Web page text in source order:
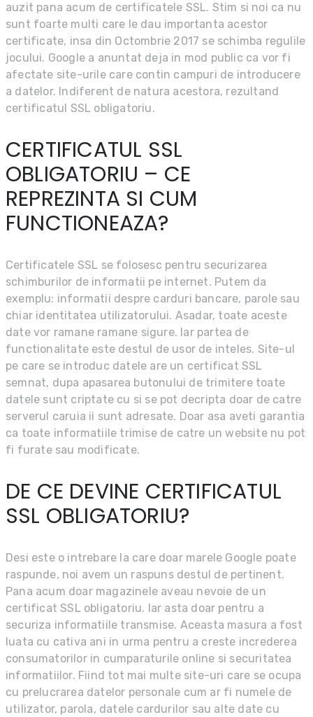
auzit pana acum de certificatele SSL. Stim si noi ca nu
sunt foarte multi care le dau importanta acestor
certificate, insa din Octombrie 2017 se schimba regulile
jocului. Google a anuntat deja in mod public ca vor fi
afectate site-urile care contin campuri de introducere
a datelor. Indiferent de natura acestora, rezultand
certificatul SSL obligatoriu.
CERTIFICATUL SSL
OBLIGATORIU – CE
REPREZINTA SI CUM
FUNCTIONEAZA?
Certificatele SSL se folosesc pentru securizarea
schimburilor de informatii pe internet. Putem da
exemplu: informatii despre carduri bancare, parole sau
chiar identitatea utilizatorului. Asadar, toate aceste
date vor ramane ramane sigure. Iar partea de
functionalitate este destul de usor de inteles. Site-ul
pe care se introduc datele are un certificat SSL
semnat, dupa apasarea butonului de trimitere toate
datele sunt criptate cu si se pot decripta doar de catre
serverul caruia ii sunt adresate. Doar asa aveti garantia
ca toate informatiile trimise de catre un website nu pot
fi furate sau modificate.
DE CE DEVINE CERTIFICATUL
SSL OBLIGATORIU?
Desi este o intrebare la care doar marele Google poate
raspunde, noi avem un raspuns destul de pertinent.
Pana acum doar magazinele aveau nevoie de un
certificat SSL obligatoriu. Iar asta doar pentru a
securiza informatiile transmise. Aceasta masura a fost
luata cu cativa ani in urma pentru a creste increderea
consumatorilor in cumparaturile online si securitatea
informatiilor. Fiind tot mai multe site-uri care se ocupa
cu prelucrarea datelor personale cum ar fi numele de
utilizator, parola, datele cardurilor sau alte date cu